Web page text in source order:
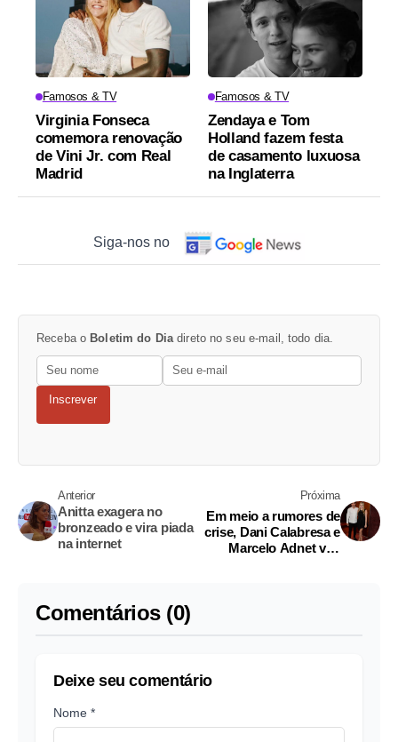
Famosos & TV
Virginia Fonseca
comemora renovação
de Vini Jr. com Real
Madrid
Famosos & TV
Zendaya e Tom
Holland fazem festa
de casamento luxuosa
na Inglaterra
Siga-nos no
Receba o Boletim do Diadireto no seu e-mail, todo dia.
Inscrever
Anterior
Anitta exagera no
bronzeado e vira piada
na internet
Próxima
Em meio a rumores de
crise, Dani Calabresa e
Marcelo Adnet vão
Comentários (0)
Deixe seu comentário
Nome *